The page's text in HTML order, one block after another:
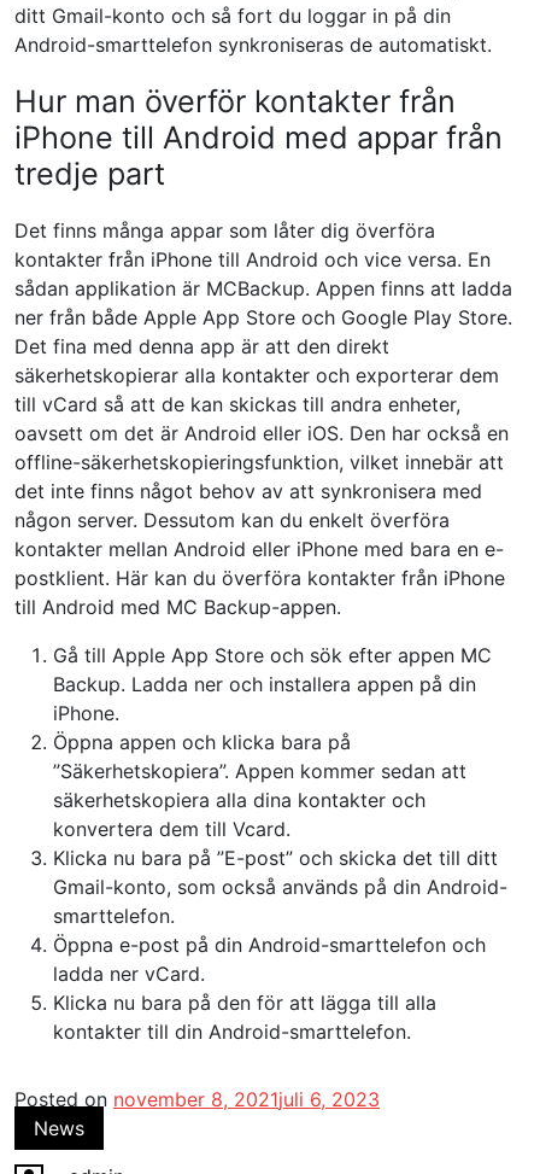
ditt Gmail-konto och så fort du loggar in på din
Android-smarttelefon synkroniseras de automatiskt.
Hur man överför kontakter från
iPhone till Android med appar från
tredje part
Det finns många appar som låter dig överföra
kontakter från iPhone till Android och vice versa. En
sådan applikation är MCBackup. Appen finns att ladda
ner från både Apple App Store och Google Play Store.
Det fina med denna app är att den direkt
säkerhetskopierar alla kontakter och exporterar dem
till vCard så att de kan skickas till andra enheter,
oavsett om det är Android eller iOS. Den har också en
offline-säkerhetskopieringsfunktion, vilket innebär att
det inte finns något behov av att synkronisera med
någon server. Dessutom kan du enkelt överföra
kontakter mellan Android eller iPhone med bara en e-
postklient. Här kan du överföra kontakter från iPhone
till Android med MC Backup-appen.
Gå till Apple App Store och sök efter appen MC
Backup. Ladda ner och installera appen på din
iPhone.
Öppna appen och klicka bara på
”Säkerhetskopiera”. Appen kommer sedan att
säkerhetskopiera alla dina kontakter och
konvertera dem till Vcard.
Klicka nu bara på ”E-post” och skicka det till ditt
Gmail-konto, som också används på din Android-
smarttelefon.
Öppna e-post på din Android-smarttelefon och
ladda ner vCard.
Klicka nu bara på den för att lägga till alla
kontakter till din Android-smarttelefon.
Posted on november 8, 2021juli 6, 2023
News